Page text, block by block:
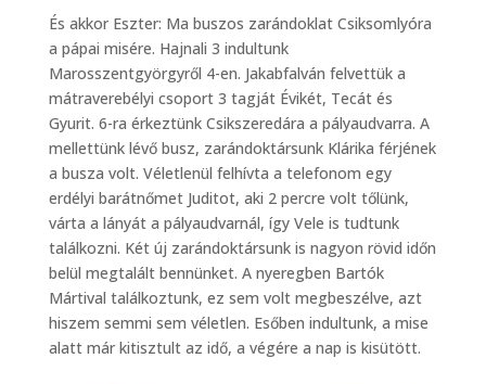
És akkor Eszter: Ma buszos zarándoklat Csiksomlyóra
a pápai misére. Hajnali 3 indultunk
Marosszentgyörgyről 4-en. Jakabfalván felvettük a
mátraverebélyi csoport 3 tagját Évikét, Tecát és
Gyurit. 6-ra érkeztünk Csikszeredára a pályaudvarra. A
mellettünk lévő busz, zarándoktársunk Klárika férjének
a busza volt. Véletlenül felhívta a telefonom egy
erdélyi barátnőmet Juditot, aki 2 percre volt tőlünk,
várta a lányát a pályaudvarnál, így Vele is tudtunk
találkozni. Két új zarándoktársunk is nagyon rövid időn
belül megtalált bennünket. A nyeregben Bartók
Mártival találkoztunk, ez sem volt megbeszélve, azt
hiszem semmi sem véletlen. Esőben indultunk, a mise
alatt már kitisztult az idő, a végére a nap is kisütött.